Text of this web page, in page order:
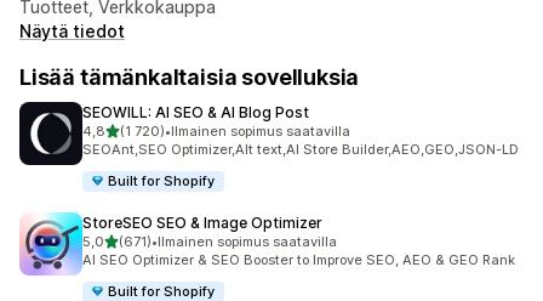
Tuotteet, Verkkokauppa
Näytä tiedot
Lisää tämänkaltaisia sovelluksia
SEOWILL: AI SEO & AI Blog Post
4,8/ 5 tähteä
(1 720)
1720 arvostelua yhteensä
•Ilmainen sopimus saatavilla
SEOAnt,SEO Optimizer,Alt text,AI Store Builder,AEO,GEO,JSON-LD
Built for Shopify
StoreSEO SEO & Image Optimizer
5,0/ 5 tähteä
(671)
671 arvostelua yhteensä
•Ilmainen sopimus saatavilla
AI SEO Optimizer & SEO Booster to Improve SEO, AEO & GEO Rank
Built for Shopify